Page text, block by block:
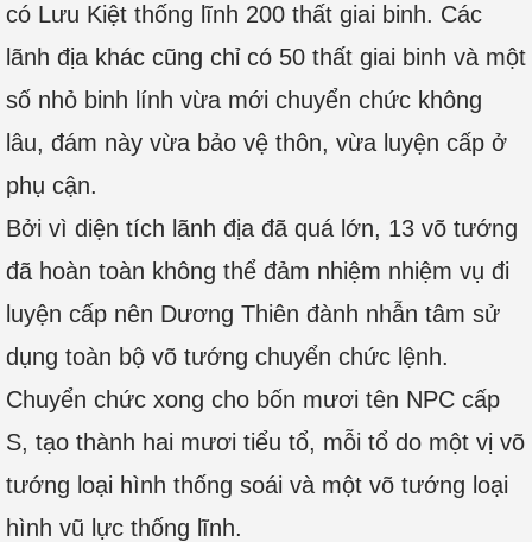
có Lưu Kiệt thống lĩnh 200 thất giai binh. Các
lãnh địa khác cũng chỉ có 50 thất giai binh và một
số nhỏ binh lính vừa mới chuyển chức không
lâu, đám này vừa bảo vệ thôn, vừa luyện cấp ở
phụ cận.
Bởi vì diện tích lãnh địa đã quá lớn, 13 võ tướng
đã hoàn toàn không thể đảm nhiệm nhiệm vụ đi
luyện cấp nên Dương Thiên đành nhẫn tâm sử
dụng toàn bộ võ tướng chuyển chức lệnh.
Chuyển chức xong cho bốn mươi tên NPC cấp
S, tạo thành hai mươi tiểu tổ, mỗi tổ do một vị võ
tướng loại hình thống soái và một võ tướng loại
hình vũ lực thống lĩnh.